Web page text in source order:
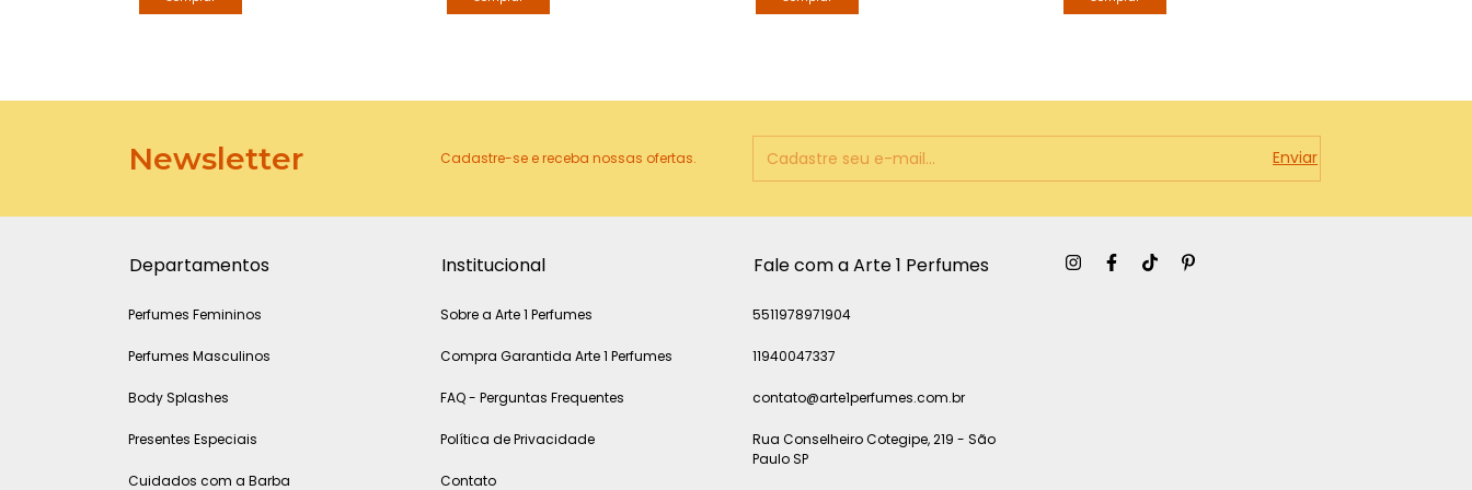
Newsletter Cadastre-se e receba nossas ofertas.
Departamentos
Perfumes Femininos
Perfumes Masculinos
Body Splashes
Presentes Especiais
Cuidados com a Barba
Institucional
Sobre a Arte 1 Perfumes
Compra Garantida Arte 1 Perfumes
FAQ - Perguntas Frequentes
Política de Privacidade
Contato
Fale com a Arte 1 Perfumes
5511978971904
11940047337
contato@arte1perfumes.com.br
Rua Conselheiro Cotegipe, 219 - São
Paulo SP